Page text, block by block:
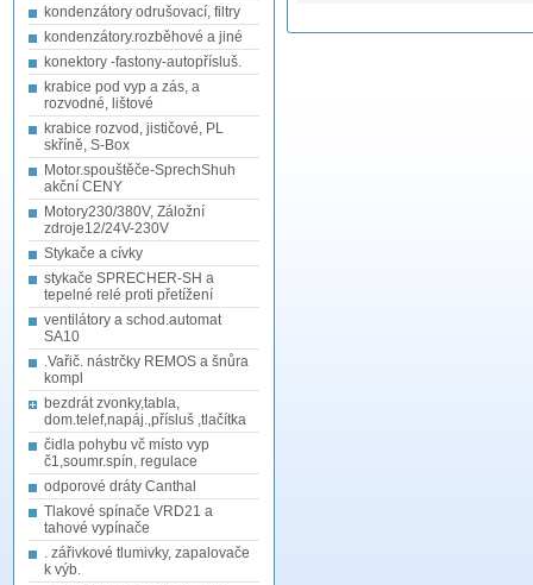
kondenzátory odrušovací, filtry
kondenzátory.rozběhové a jiné
konektory -fastony-autopřísluš.
krabice pod vyp a zás, a
rozvodné, lištové
krabice rozvod, jističové, PL
skříně, S-Box
Motor.spouštěče-SprechShuh
akční CENY
Motory230/380V, Záložní
zdroje12/24V-230V
Stykače a cívky
stykače SPRECHER-SH a
tepelné relé proti přetížení
ventilátory a schod.automat
SA10
.Vařič. nástrčky REMOS a šnůra
kompl
bezdrát zvonky,tabla,
dom.telef,napáj.,přísluš ,tlačítka
čidla pohybu vč místo vyp
č1,soumr.spín, regulace
odporové dráty Canthal
Tlakové spínače VRD21 a
tahové vypínače
. zářivkové tlumivky, zapalovače
k výb.